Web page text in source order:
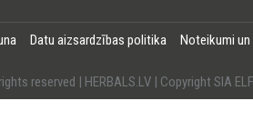
Datu aizsardzības politika Noteikumi
reserved | HERBALS.LV | Copyright SIA